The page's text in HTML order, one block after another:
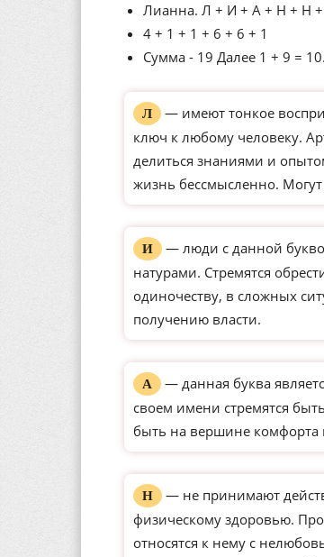
Лианна. Л + И + А + Н + Н
4 + 1 + 1 + 6 + 6 + 1
Сумма - 19 Далее 1 + 9 =
Л
— имеют тонкое
ключ к любому человеку.
делиться знаниями и
жизнь бессмысленно.
И
— люди с данной
натурами. Стремятся
одиночеству, в сложных
получению власти.
А
— данная буква
своем имени стремятся
быть на вершине комфорта
Н
— не принимают
физическому здоровью.
относятся к нему с